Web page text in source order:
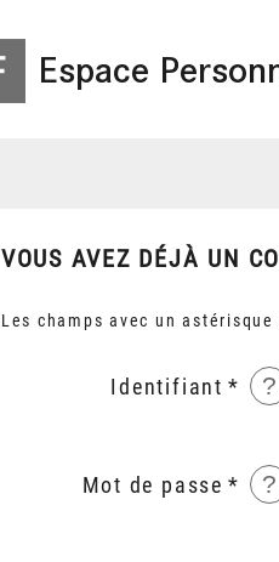
Espace
VOUS AVEZ DÉJÀ UN
Les champs avec un
Identifiant ?
Mot de passe ?